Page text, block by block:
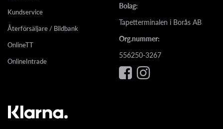
Kundservice
Återförsäljare / Bildbank
OnlineTT
OnlineIntrade
Bolag:
Tapetterminalen i Borås AB
Org.nummer:
556250-3267